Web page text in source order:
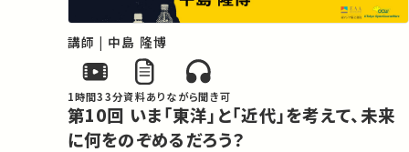
講師 | 中島 隆博
1時間33分資料ありながら聞き可
第10回 いま「東洋」と「近代」を考えて、未来
に何をのぞめるだろう？